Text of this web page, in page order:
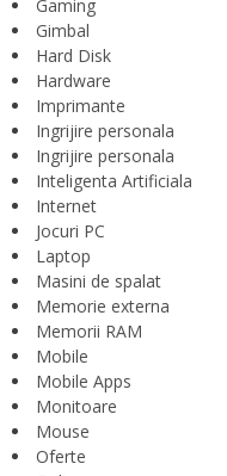
Gaming
Gimbal
Hard Disk
Hardware
Imprimante
Ingrijire personala
Ingrijire personala
Inteligenta Artificiala
Internet
Jocuri PC
Laptop
Masini de spalat
Memorie externa
Memorii RAM
Mobile
Mobile Apps
Monitoare
Mouse
Oferte